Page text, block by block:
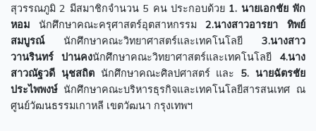
สุวรรณภูมิ 2 มีสมาชิกจำนวน 5 คน ประกอบด้วย 1. นายเอกชัย ฟัก
หอม นักศึกษาคณะครุศาสตร์อุตสาหกรรม2.นางสาวอารยา ทิพย์
สมบูรณ์นักศึกษาคณะวิทยาศาสตร์และเทคโนโลยี 3.นางสาว
วานรินทร์ ปานคงนักศึกษาคณะวิทยาศาสตร์และเทคโนโลยี 4.นาง
สาวณัฐวดี นุชสถิตนักศึกษาคณะศิลปศาสตร์ และ 5. นายฉัตรชัย
ประไพพงษ์นักศึกษาคณะบริหารธุรกิจและเทคโนโลยีสารสนเทศ ณ
ศูนย์วัฒนธรรมเกาหลี เขตวัฒนา กรุงเทพฯ